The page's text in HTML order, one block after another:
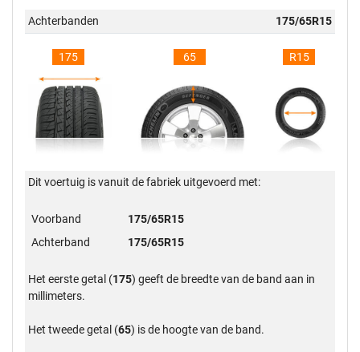
Achterbanden 175/65R15
175 65 R15
Dit voertuig is vanuit de fabriek uitgevoerd met:
Voorband
175/65R15
Achterband
175/65R15
Het eerste getal (175) geeft de breedte van de band aan in
millimeters.
Het tweede getal (65) is de hoogte van de band.